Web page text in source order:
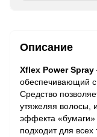
Описание
Xflex Power Spray
обеспечивающий
Средство
утяжеляя волосы,
эффекта «бумаги»
подходит для всех